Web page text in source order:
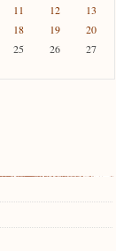
11 12
13
18 19
20
25 26
27